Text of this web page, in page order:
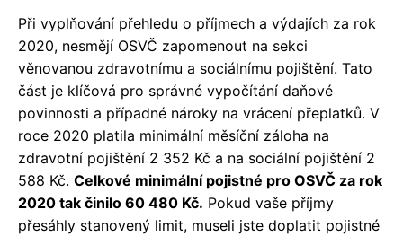
Při vyplňování přehledu o příjmech a výdajích za rok
2020, nesmějí OSVČ zapomenout na sekci
věnovanou zdravotnímu a sociálnímu pojištění. Tato
část je klíčová pro správné vypočítání daňové
povinnosti a případné nároky na vrácení přeplatků. V
roce 2020 platila minimální měsíční záloha na
zdravotní pojištění 2 352 Kč a na sociální pojištění 2
588 Kč. Celkové minimální pojistné pro OSVČ za rok
2020 tak činilo 60 480 Kč. Pokud vaše příjmy
přesáhly stanovený limit, museli jste doplatit pojistné